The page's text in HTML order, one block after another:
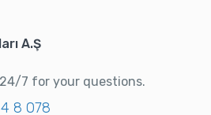
A.Ş
7 for your questions.
8 078